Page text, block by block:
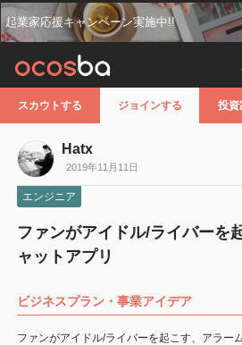
起業家応援キャンペーン実施中!!
スカウトする ジョインする 投資
Hatx
2019年11月11日
エンジニア
ファンがアイドル/ライバーを
ャットアプリ
ビジネスプラン・事業アイデア
ファンがアイドル/ライバーを起こす、アラー